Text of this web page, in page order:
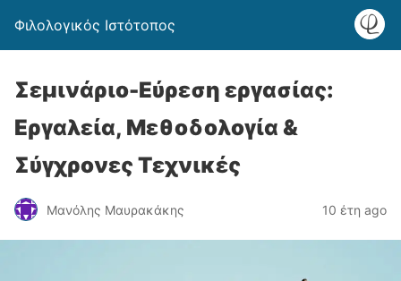
Φιλολογικός Ιστότοπος
Σεμινάριο-Εύρεση εργασίας:
Εργαλεία, Μεθοδολογία &
Σύγχρονες Τεχνικές
Μανόλης Μαυρακάκης 10 έτη ago